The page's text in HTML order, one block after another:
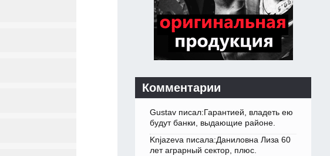
Комментарии
Gustav писал:Гарантией, владеть ею
будут банки, выдающие районе.
Knjazeva писала:Даниловна Лиза 60
лет аграрный сектор, плюс.